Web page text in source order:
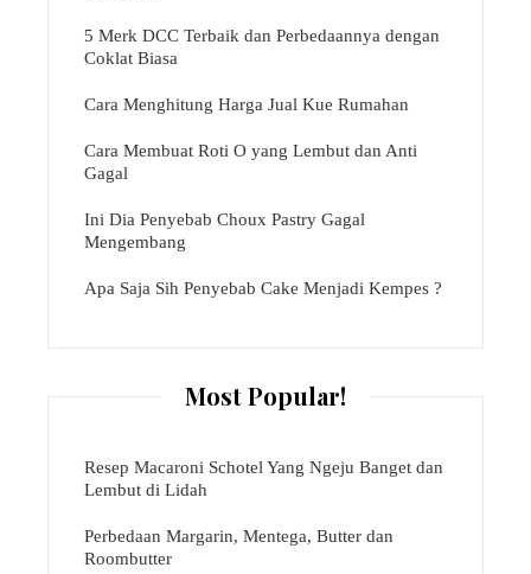
5 Merk DCC Terbaik dan Perbedaannya dengan
Coklat Biasa
Cara Menghitung Harga Jual Kue Rumahan
Cara Membuat Roti O yang Lembut dan Anti
Gagal
Ini Dia Penyebab Choux Pastry Gagal
Mengembang
Apa Saja Sih Penyebab Cake Menjadi Kempes ?
Most Popular!
Resep Macaroni Schotel Yang Ngeju Banget dan
Lembut di Lidah
Perbedaan Margarin, Mentega, Butter dan
Roombutter